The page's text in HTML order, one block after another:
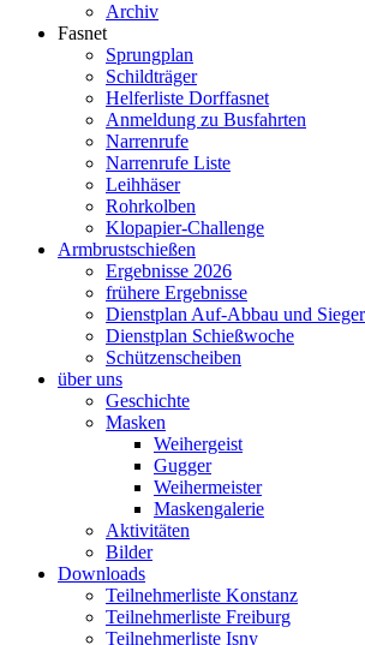
Archiv
Fasnet
Sprungplan
Schildträger
Helferliste Dorffasnet
Anmeldung zu Busfahrten
Narrenrufe
Narrenrufe Liste
Leihhäser
Rohrkolben
Klopapier-Challenge
Armbrustschießen
Ergebnisse 2026
frühere Ergebnisse
Dienstplan Auf-Abbau und
Dienstplan Schießwoche
Schützenscheiben
über uns
Geschichte
Masken
Weihergeist
Gugger
Weihermeister
Maskengalerie
Aktivitäten
Bilder
Downloads
Teilnehmerliste Konstanz
Teilnehmerliste Freiburg
Teilnehmerliste Isny